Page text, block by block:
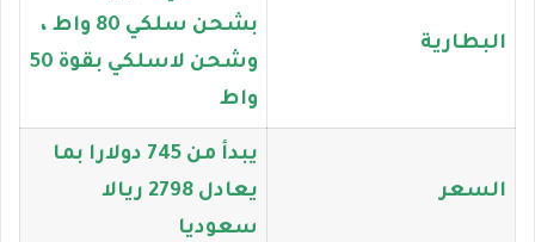
البطارية
بشحن سلكي 80 واط ،
وشحن لاسلكي بقوة 50
واط
السعر
يبدأ من 745 دولارا بما
يعادل 2798 ريالا
سعوديا